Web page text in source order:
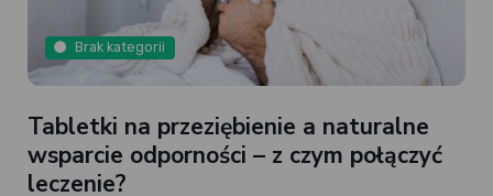
Brak kategorii
Tabletki na przeziębienie a naturalne
wsparcie odporności – z czym połączyć
leczenie?